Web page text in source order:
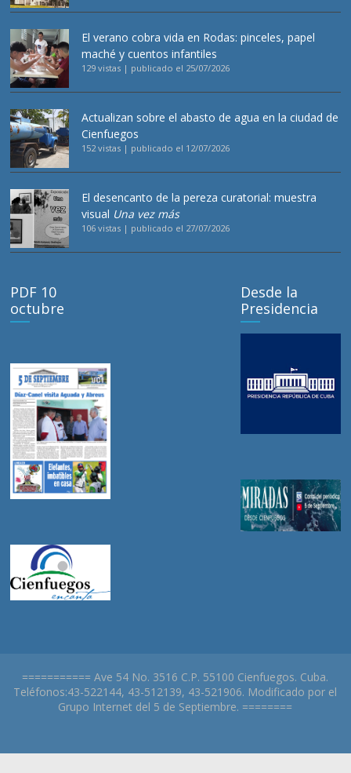
El verano cobra vida en Rodas: pinceles, papel
maché y cuentos infantiles
129 vistas | publicado el 25/07/2026
Actualizan sobre el abasto de agua en la ciudad de
Cienfuegos
152 vistas | publicado el 12/07/2026
El desencanto de la pereza curatorial: muestra
visual Una vez más
106 vistas | publicado el 27/07/2026
PDF 10
octubre
Desde la
Presidencia
=========== Ave 54 No. 3516 C.P. 55100 Cienfuegos. Cuba.
Teléfonos:43-522144, 43-512139, 43-521906. Modificado por el
Grupo Internet del 5 de Septiembre. ========